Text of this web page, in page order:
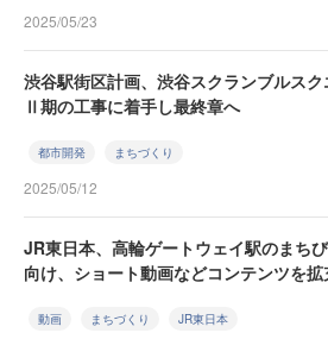
2025/05/23
渋谷駅街区計画、渋谷スクランブルス
Ⅱ期の工事に着手し最終章へ
都市開発 まちづくり
2025/05/12
JR東日本、高輪ゲートウェイ駅のまち
向け、ショート動画などコンテンツを拡
動画 まちづくり JR東日本